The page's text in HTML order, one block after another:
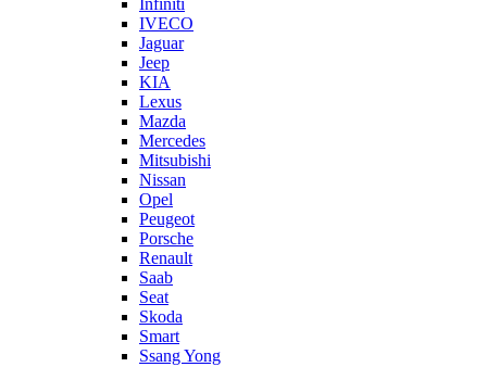
Infiniti
IVECO
Jaguar
Jeep
KIA
Lexus
Mazda
Mercedes
Mitsubishi
Nissan
Opel
Peugeot
Porsche
Renault
Saab
Seat
Skoda
Smart
Ssang Yong